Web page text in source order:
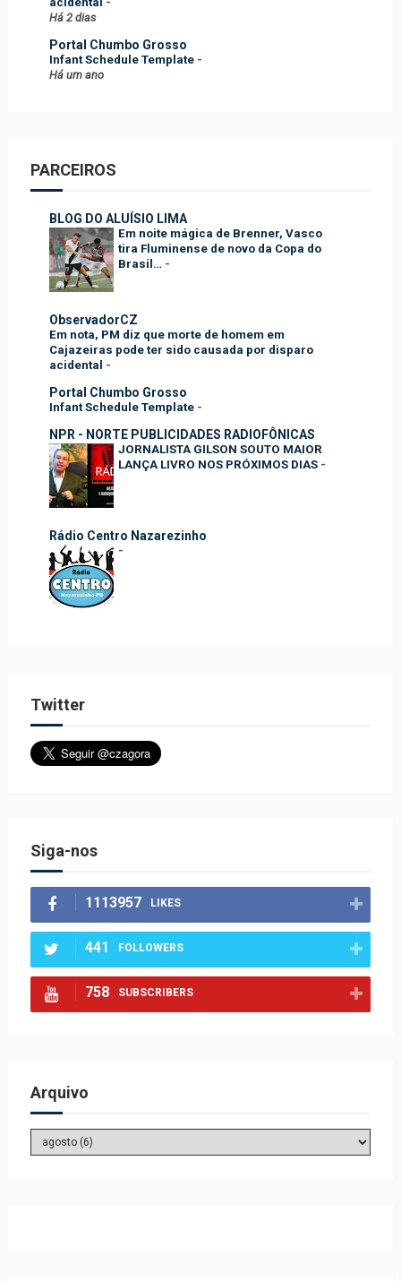
Há 2 dias
Portal Chumbo Grosso
Infant Schedule Template -
Há um ano
PARCEIROS
BLOG DO ALUÍSIO LIMA
Em noite mágica de Brenner, Vasco
tira Fluminense de novo da Copa do
Brasil… -
ObservadorCZ
Em nota, PM diz que morte de homem em
Cajazeiras pode ter sido causada por disparo
acidental -
Portal Chumbo Grosso
Infant Schedule Template -
NPR - NORTE PUBLICIDADES RADIOFÔNICAS
JORNALISTA GILSON SOUTO MAIOR
LANÇA LIVRO NOS PRÓXIMOS DIAS -
Rádio Centro Nazarezinho
-
Twitter
Siga-nos
1113957 LIKES
441 FOLLOWERS
758 SUBSCRIBERS
Arquivo